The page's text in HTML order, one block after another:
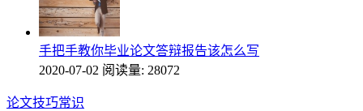
手把手教你毕业论文答辩报告该怎么写
2020-07-02 阅读量: 28072
论文技巧常识